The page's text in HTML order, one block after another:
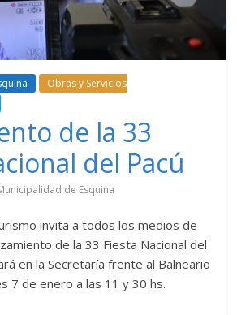
Obras y Servicios
de la 33
del Pacú
de Esquina
invita a todos los medios de
de la 33 Fiesta Nacional del
en la Secretaría frente al Balneario
7 de enero a las 11 y 30 hs.